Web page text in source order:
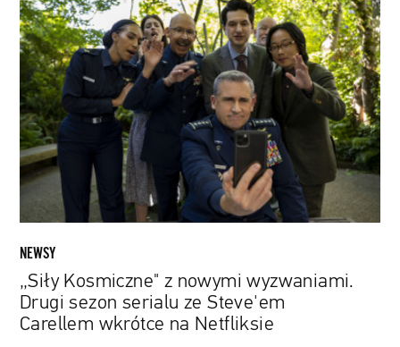
„Siły
Kosmiczne"
z
nowymi
wyzwaniami.
Drugi
sezon
serialu
ze
Steve'em
Carellem
wkrótce
Netfliksie
NEWSY
„Siły Kosmiczne" z nowymi wyzwaniami.
Drugi sezon serialu ze Steve'em
Carellem wkrótce na Netfliksie